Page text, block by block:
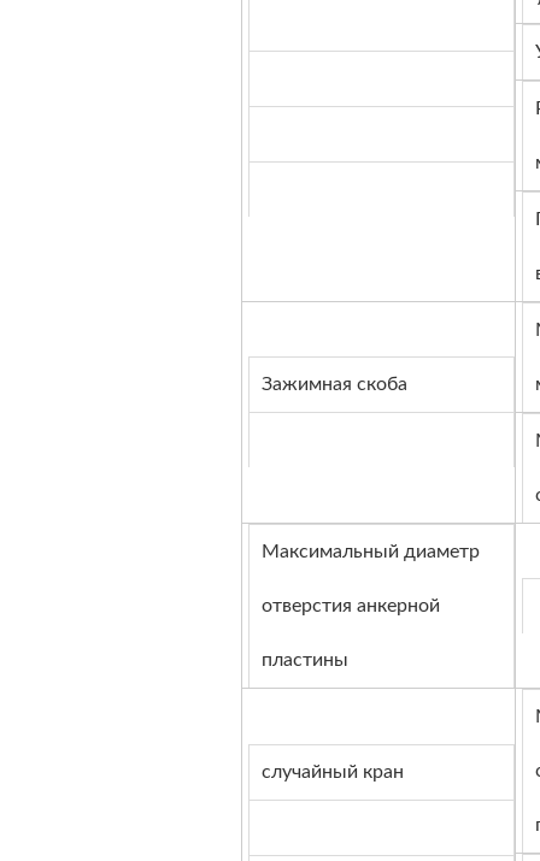
Зажимная скоба
Максимальный диаметр
отверстия анкерной
пластины
случайный кран